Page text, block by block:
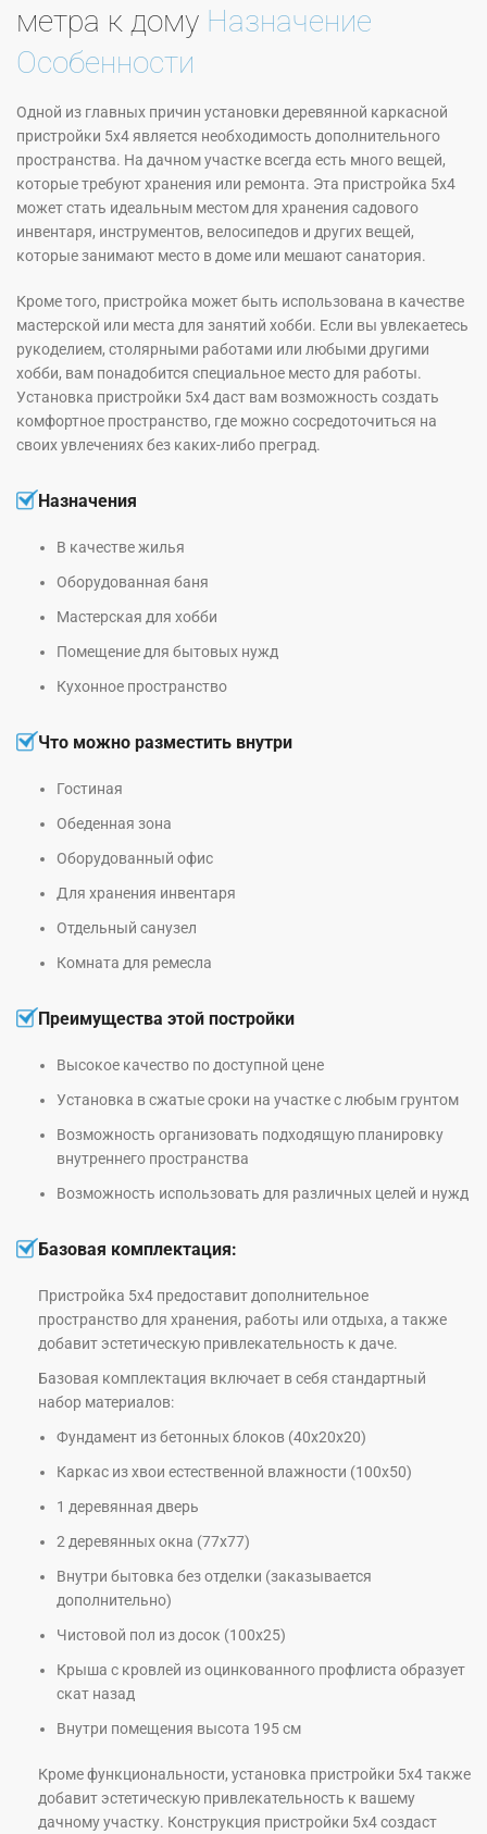
метра к дому Назначение
Особенности
Одной из главных причин установки деревянной каркасной
пристройки 5х4 является необходимость дополнительного
пространства. На дачном участке всегда есть много вещей,
которые требуют хранения или ремонта. Эта пристройка 5х4
может стать идеальным местом для хранения садового
инвентаря, инструментов, велосипедов и других вещей,
которые занимают место в доме или мешают санатория.
Кроме того, пристройка может быть использована в качестве
мастерской или места для занятий хобби. Если вы увлекаетесь
рукоделием, столярными работами или любыми другими
хобби, вам понадобится специальное место для работы.
Установка пристройки 5х4 даст вам возможность создать
комфортное пространство, где можно сосредоточиться на
своих увлечениях без каких-либо преград.
Назначения
В качестве жилья
Оборудованная баня
Мастерская для хобби
Помещение для бытовых нужд
Кухонное пространство
Что можно разместить внутри
Гостиная
Обеденная зона
Оборудованный офис
Для хранения инвентаря
Отдельный санузел
Комната для ремесла
Преимущества этой постройки
Высокое качество по доступной цене
Установка в сжатые сроки на участке с любым грунтом
Возможность организовать подходящую планировку
внутреннего пространства
Возможность использовать для различных целей и нужд
Базовая комплектация:
Пристройка 5х4 предоставит дополнительное
пространство для хранения, работы или отдыха, а также
добавит эстетическую привлекательность к даче.
Базовая комплектация включает в себя стандартный
набор материалов:
Фундамент из бетонных блоков (40х20х20)
Каркас из хвои естественной влажности (100х50)
1 деревянная дверь
2 деревянных окна (77х77)
Внутри бытовка без отделки (заказывается
дополнительно)
Чистовой пол из досок (100х25)
Крыша с кровлей из оцинкованного профлиста образует
скат назад
Внутри помещения высота 195 см
Кроме функциональности, установка пристройки 5х4 также
добавит эстетическую привлекательность к вашему
дачному участку. Конструкция пристройки 5х4 создаст